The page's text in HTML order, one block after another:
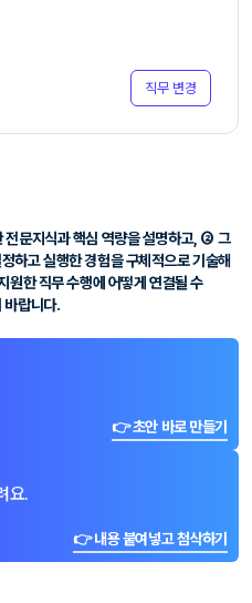
직무 변경
문지식과 핵심 역량을 설명하고, ② 그
하고 실행한 경험을 구체적으로 기술해
한 직무 수행에 어떻게 연결될 수
바랍니다.
👉 초안 바로 만들기
요.
👉 내용 붙여넣고 첨삭하기